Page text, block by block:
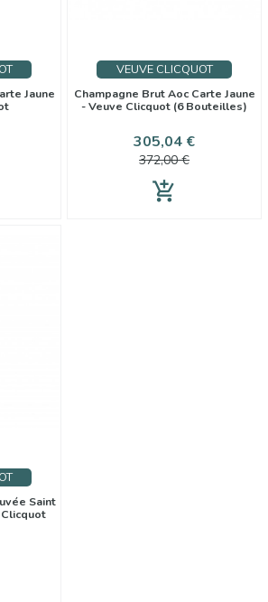
Jaune
VEUVE CLICQUOT
Champagne Brut Aoc Carte Jaune
- Veuve Clicquot (6 Bouteilles)
Prix
305,04 €Prix
372,00 €
add_shopping_cart
Saint